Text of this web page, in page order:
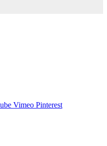
Vimeo Pinterest